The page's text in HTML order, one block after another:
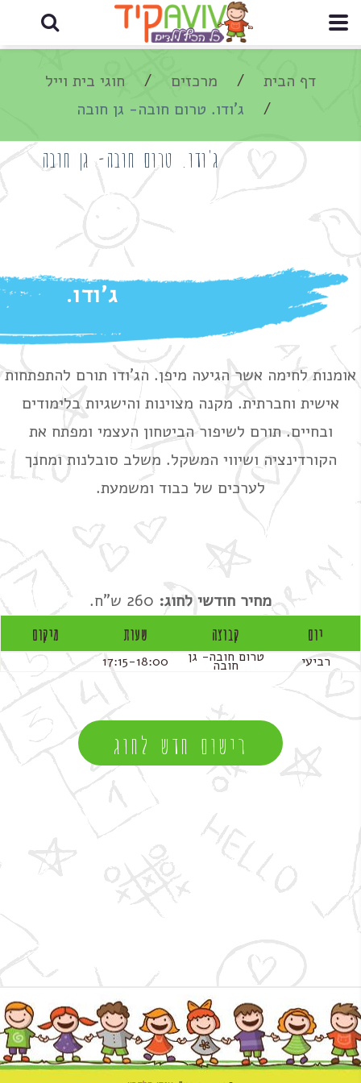
דף הבית מרכזים
חוגי בית וייל
ג'ודו. טרום חובה- גן חובה
ג'ודו.
ג'ודו. טרום חובה- גן חובה
אומנות לחימה אשר הגיעה מיפן. הג'ודו תורם להתפתחות
אישית וחברתית. מקנה מצוינות והישגיות בלימודים
ובחיים. תורם לשיפור הביטחון העצמי ומפתח את
הקורדינציה ושיווי המשקל. משלב סובלנות ומחנך
לערכים של כבוד ומשמעת.
מחיר חודשי לחוג:
יום קבוצה שעות מיקום
רביעי טרום חובה- גן
חובה 17:15-18:00
רישום חדש לחוג